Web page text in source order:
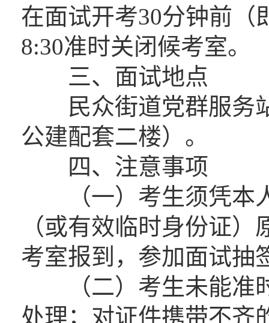
在面试开考30分钟前（
8:30准时关闭候考室。
三、面试地点
民众街道党群服务站
公建配套二楼）。
四、注意事项
（一）考生须凭本人
（或有效临时身份证
考室报到，参加面试抽
（二）考生未能准时
处理；对证件携带不齐